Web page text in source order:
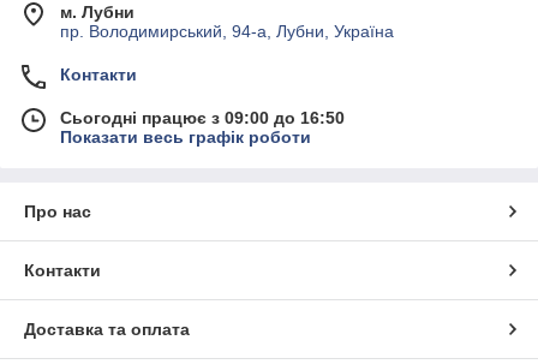
м. Лубни
пр. Володимирський, 94-а, Лубни, Україна
Контакти
Сьогодні працює з 09:00 до 16:50
Показати весь графік роботи
Про нас
Контакти
Доставка та оплата